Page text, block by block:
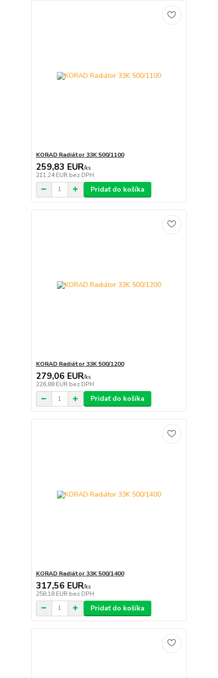
KORAD Radiátor 33K 500/1100
259,83 EUR/ks
211,24 EUR bez DPH
Pridať do košíka
KORAD Radiátor 33K 500/1200
279,06 EUR/ks
226,88 EUR bez DPH
Pridať do košíka
KORAD Radiátor 33K 500/1400
317,56 EUR/ks
258,18 EUR bez DPH
Pridať do košíka